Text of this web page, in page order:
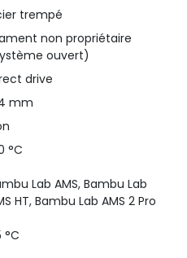
trempé
non propriétaire
ouvert)
drive
mm
°C
Lab AMS, Bambu Lab
HT, Bambu Lab AMS 2 Pro
°C